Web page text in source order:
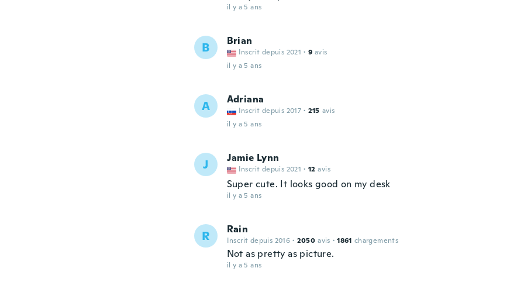
il y a 5 ans
B Brian
Inscrit depuis 2021 · 9 avis
il y a 5 ans
A Adriana
Inscrit depuis 2017 · 215 avis
il y a 5 ans
J Jamie Lynn
Inscrit depuis 2021 · 12 avis
Super cute. It looks good on my desk
il y a 5 ans
R Rain
Inscrit depuis 2016 · 2050 avis · 1861 chargements
Not as pretty as picture.
il y a 5 ans